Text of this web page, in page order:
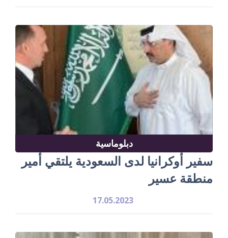
دبلوماسية
سفير أوكرانيا لدى السعودية يلتقي أمير
منطقة عسير
17.05.2023